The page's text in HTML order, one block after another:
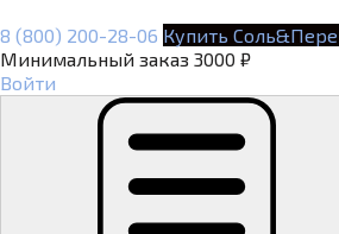
8 (800) 200-28-06 Купить
Минимальный заказ 3000 ₽
Войти